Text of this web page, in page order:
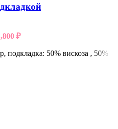
₽
подкладка: 50% вискоза , 50%